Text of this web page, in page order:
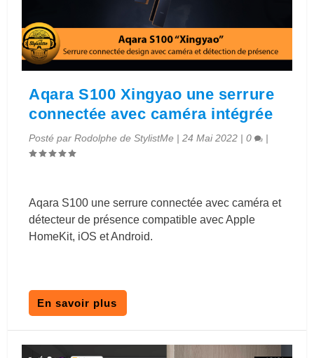
Aqara S100 Xingyao une serrure
connectée avec caméra intégrée
Posté parRodolphe de StylistMe |24 Mai 2022 |0 |
Aqara S100 une serrure connectée avec caméra et
détecteur de présence compatible avec Apple
HomeKit, iOS et Android.
En savoir plus